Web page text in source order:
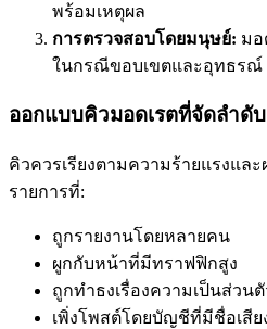
พร้อมเหตุผล
การตรวจสอบโดยมนุษย์: มอ
ในกรณีขอบเขตและอุทธรณ์
ออกแบบคิวมอดเรตที่จัดลำดั
คิวควรเรียงตามความร้ายแรงแ
รายการที่:
ถูกรายงานโดยหลายคน
ผูกกับหน้าที่มีทราฟฟิกสูง
ถูกทำธงเรื่องความเป็นส่วน
เพิ่งโพสต์โดยบัญชีที่มีชื่อเสีย